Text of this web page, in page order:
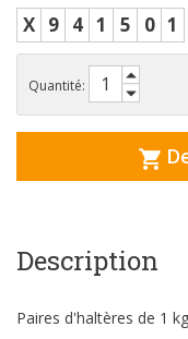
X 9 4 1 5 0 1
Quantité:
Description
Paires d'haltères de 1